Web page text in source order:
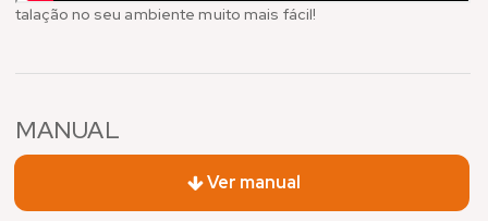
talação no seu ambiente muito mais fácil!
MANUAL
Ver manual